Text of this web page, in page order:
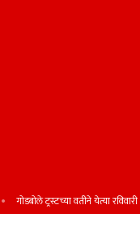
गोडबोले ट्रस्टच्या वतीने येत्या रविवारी